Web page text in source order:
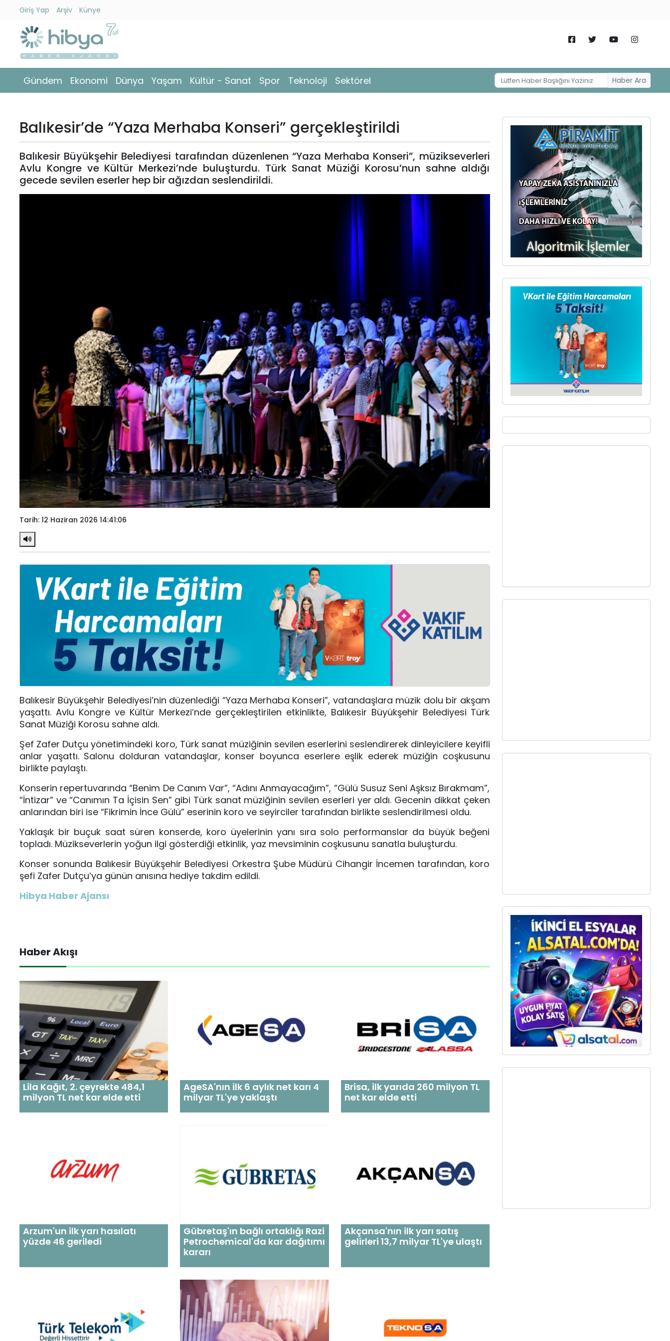
Giriş Yap Arşiv Künye
Gündem Ekonomi Dünya Yaşam Kültür - Sanat Spor Teknoloji Sektörel Haber Ara
Gündem
Ekonomi
Yaşam
Kültür
Sanat
Balıkesir’de “Yaza Merhaba Konseri” gerçekleştirildi
Balıkesir Büyükşehir Belediyesi tarafından düzenlenen “Yaza Merhaba Konseri”, müzikseverleri
Avlu Kongre ve Kültür Merkezi’nde buluşturdu. Türk Sanat Müziği Korosu’nun sahne aldığı
gecede sevilen eserler hep bir ağızdan seslendirildi.
Tarih: 12 Haziran 2026 14:41:06
Balıkesir Büyükşehir Belediyesi’nin düzenlediği “Yaza Merhaba Konseri”, vatandaşlara müzik dolu bir akşam
yaşattı. Avlu Kongre ve Kültür Merkezi’nde gerçekleştirilen etkinlikte, Balıkesir Büyükşehir Belediyesi Türk
Sanat Müziği Korosu sahne aldı.
Şef Zafer Dutçu yönetimindeki koro, Türk sanat müziğinin sevilen eserlerini seslendirerek dinleyicilere keyifli
anlar yaşattı. Salonu dolduran vatandaşlar, konser boyunca eserlere eşlik ederek müziğin coşkusunu
birlikte paylaştı.
Konserin repertuvarında “Benim De Canım Var”, “Adını Anmayacağım”, “Gülü Susuz Seni Aşksız Bırakmam”,
“İntizar” ve “Canımın Ta İçisin Sen” gibi Türk sanat müziğinin sevilen eserleri yer aldı. Gecenin dikkat çeken
anlarından biri ise “Fikrimin İnce Gülü” eserinin koro ve seyirciler tarafından birlikte seslendirilmesi oldu.
Yaklaşık bir buçuk saat süren konserde, koro üyelerinin yanı sıra solo performanslar da büyük beğeni
topladı. Müzikseverlerin yoğun ilgi gösterdiği etkinlik, yaz mevsiminin coşkusunu sanatla buluşturdu.
Konser sonunda Balıkesir Büyükşehir Belediyesi Orkestra Şube Müdürü Cihangir İncemen tarafından, koro
şefi Zafer Dutçu’ya günün anısına hediye takdim edildi.
Hibya Haber Ajansı
Haber Akışı
Lila Kağıt, 2. çeyrekte 484,1
milyon TL net kar elde etti
AgeSA'nın ilk 6 aylık net karı 4
milyar TL'ye yaklaştı
Brisa, ilk yarıda 260 milyon TL
net kar elde etti
Arzum'un ilk yarı hasılatı
yüzde 46 geriledi
Gübretaş'ın bağlı ortaklığı Razi
Petrochemical'da kar dağıtımı
kararı
Akçansa'nın ilk yarı satış
gelirleri 13,7 milyar TL'ye ulaştı